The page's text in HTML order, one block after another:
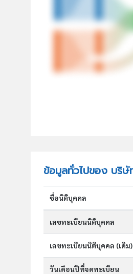
ข้อมูลทั่วไปของ บริษั
ชื่อนิติบุคคล
เลขทะเบียนนิติบุคคล
เลขทะเบียนนิติบุคคล (เดิม)
วันเดือนปีที่จดทะเบียน